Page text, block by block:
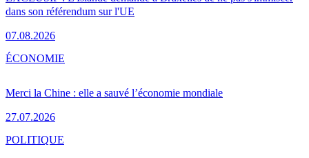
dans son référendum sur l'UE
07.08.2026
Merci la Chine : elle a sauvé l’économie mondiale
27.07.2026
ÉCONOMIE
POLITIQUE